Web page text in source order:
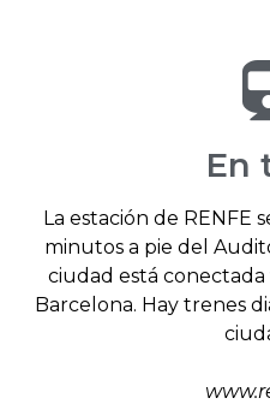
En
La estación de RENFE
minutos a pie del
ciudad está
Barcelona. Hay trenes